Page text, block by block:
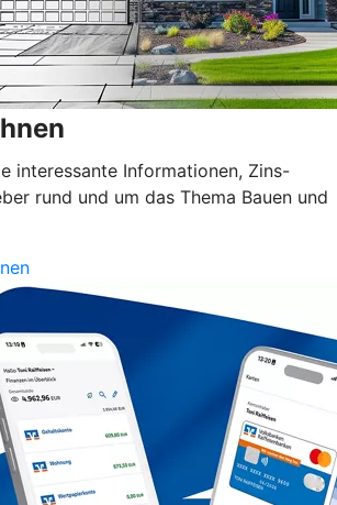
interessante Informationen, Zins-
rund und um das Thema Bauen und